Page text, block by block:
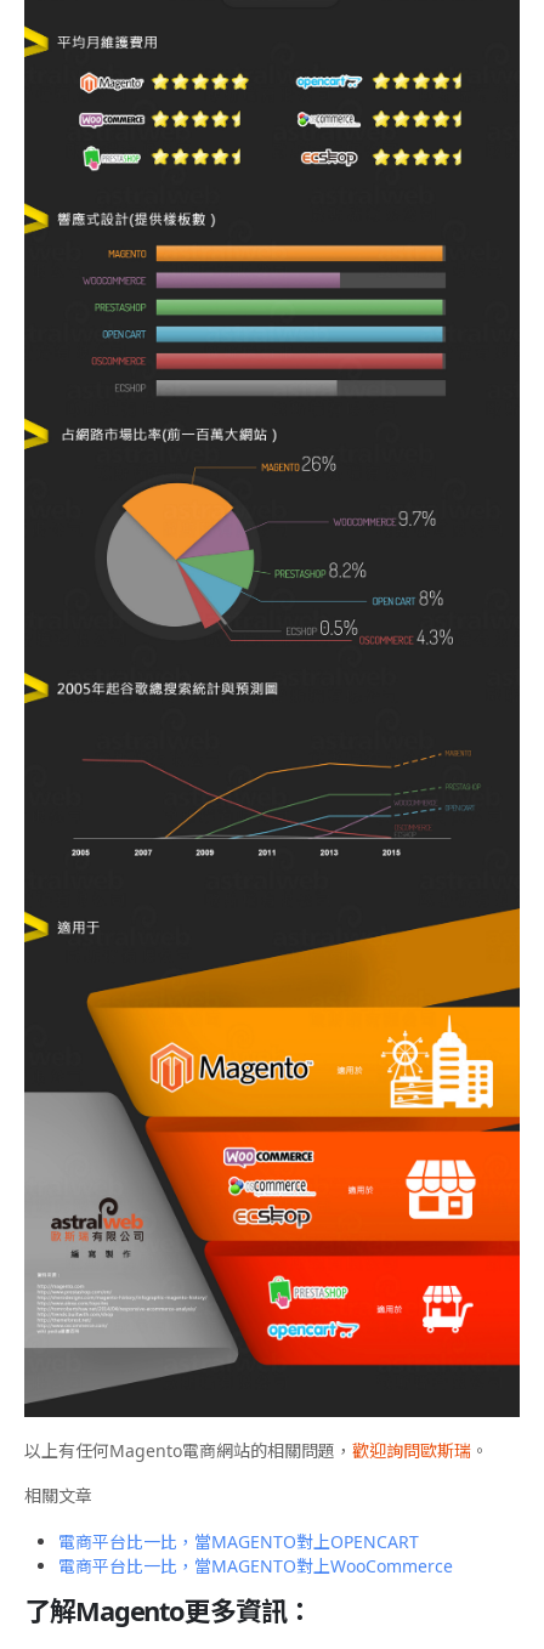
以上有任何Magento電商網站的相關問題， 歡迎詢問歐斯瑞 。
相關文章
電商平台比一比，當MAGENTO對上OPENCART
電商平台比一比，當MAGENTO對上WooCommerce
了解Magento更多資訊：